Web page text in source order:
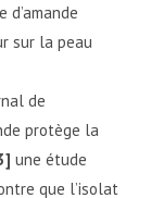
d’amande
sur la peau
de
protège la
une étude
que l’isolat